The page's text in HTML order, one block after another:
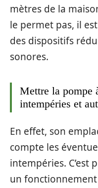
mètres de la
le permet pas, il
des dispositifs
sonores.
Mettre la pompe
intempéries et
En effet, son
compte les
intempéries. C’est
un